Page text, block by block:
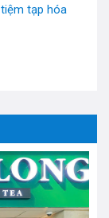
tạp hóa